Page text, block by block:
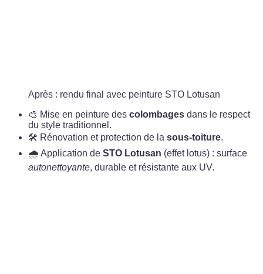
Après : rendu final avec peinture STO Lotusan
🎨 Mise en peinture des colombages dans le respect
du style traditionnel.
🛠️ Rénovation et protection de la sous-toiture.
🌧️ Application de STO Lotusan (effet lotus) : surface
autonettoyante, durable et résistante aux UV.